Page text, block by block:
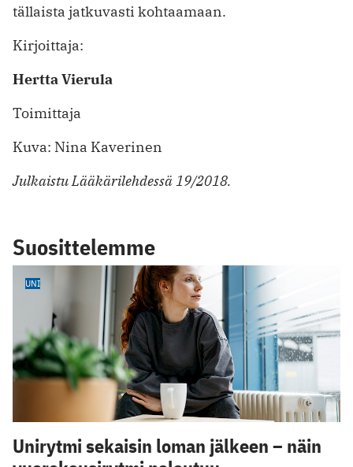
tällaista jatkuvasti kohtaamaan.
Kirjoittaja:
Hertta Vierula
Toimittaja
Kuva: Nina Kaverinen
Julkaistu Lääkärilehdessä 19/2018.
Suosittelemme
UNI
Unirytmi sekaisin loman jälkeen – näin